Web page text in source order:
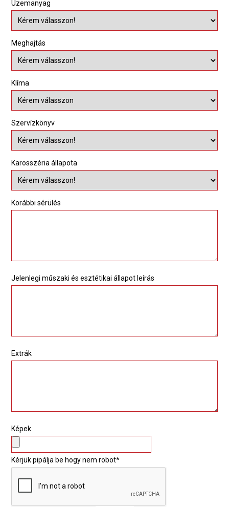
Üzemanyag
Meghajtás
Klíma
Szervízkönyv
Karosszéria állapota
Korábbi sérülés
Jelenlegi műszaki és esztétikai állapot leírás
Extrák
Képek
Kérjük pipálja be hogy nem robot*